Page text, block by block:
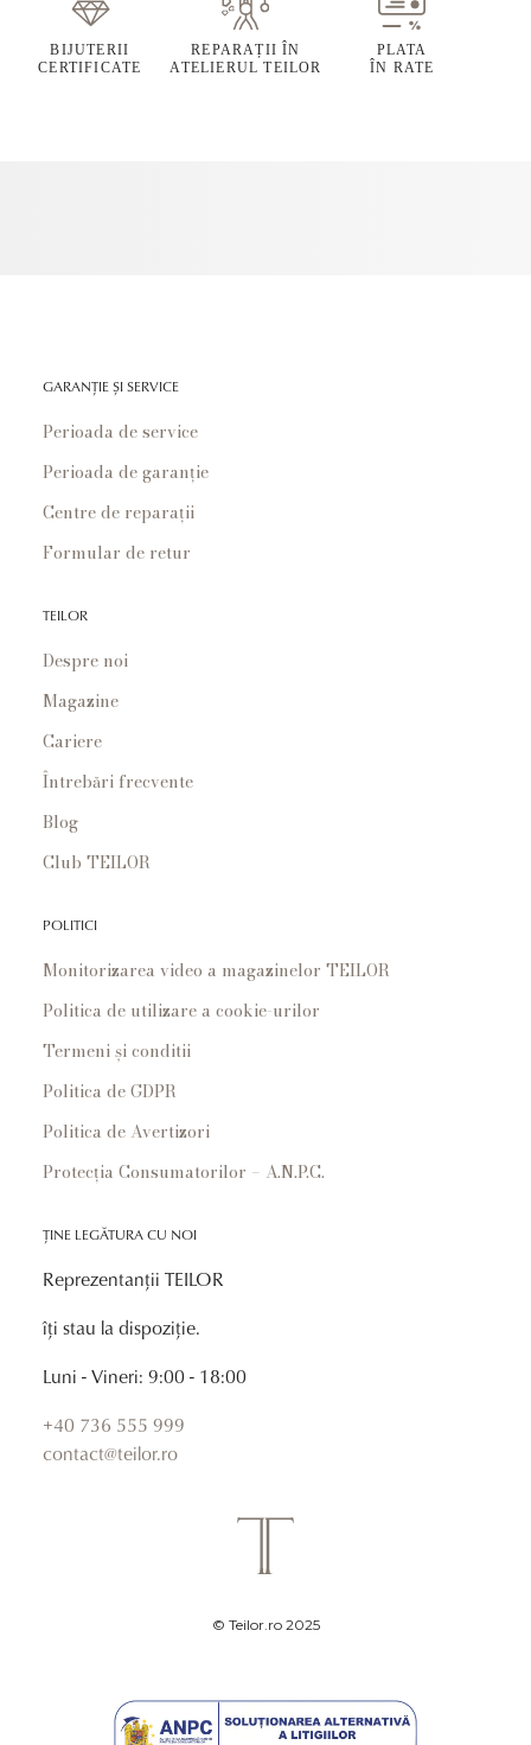
BIJUTERII
CERTIFICATE
REPARAȚII ÎN
ATELIERUL TEILOR
PLATA
ÎN RATE
GARANȚIE ȘI SERVICE
Perioada de service
Perioada de garanție
Centre de reparații
Formular de retur
TEILOR
Despre noi
Magazine
Cariere
Întrebări frecvente
Blog
Club TEILOR
POLITICI
Monitorizarea video a magazinelor TEILOR
Politica de utilizare a cookie-urilor
Termeni și conditii
Politica de GDPR
Politica de Avertizori
Protecția Consumatorilor – A.N.P.C.
ȚINE LEGĂTURA CU NOI
Reprezentanții TEILOR
îți stau la dispoziție.
Luni - Vineri: 9:00 - 18:00
+40 736 555 999
contact@teilor.ro
© Teilor.ro 2025